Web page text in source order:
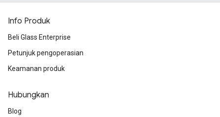
Info Produk
Beli Glass Enterprise
Petunjuk pengoperasian
Keamanan produk
Hubungkan
Blog